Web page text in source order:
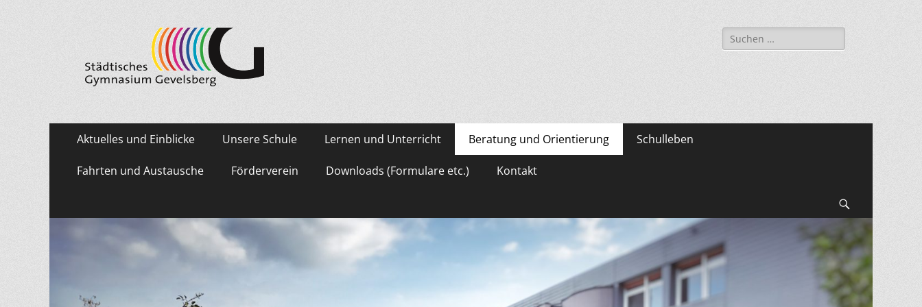
Städtisches Gymnasium Gevelsberg
Suche
nach:
Primäres
Zum
Inhalt
springen
Aktuelles und Einblicke Unsere Schule Lernen und Unterricht Beratung und Orientierung Schulleben
Fahrten und Austausche Förderverein Downloads (Formulare etc.) Kontakt